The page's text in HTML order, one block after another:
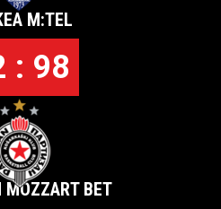
M:TEL
: 98
MOZZART BET